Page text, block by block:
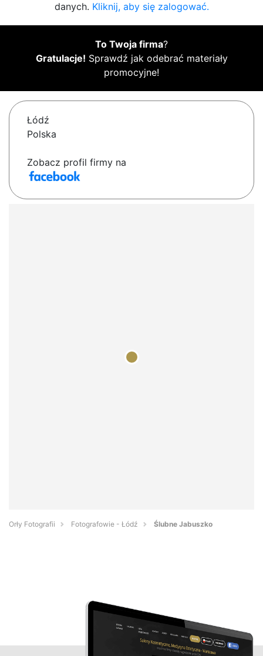
danych. Kliknij, aby się zalogować.
To Twoja firma?
Gratulacje! Sprawdź jak odebrać materiały
promocyjne!
Łódź
Polska
Zobacz profil firmy na
Orły Fotografii Fotografowie - Łódź Ślubne Jabuszko